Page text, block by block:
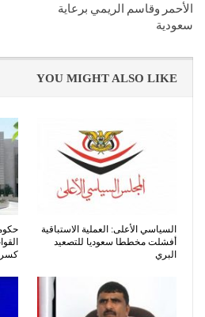
الأحمر وقاسم الريمي برعاية
سعودية
YOU MIGHT ALSO LIKE
السياسي الأعلى: العملية الاستباقية
أفشلت مخططا سعوديا للتصعيد
البري
كسر